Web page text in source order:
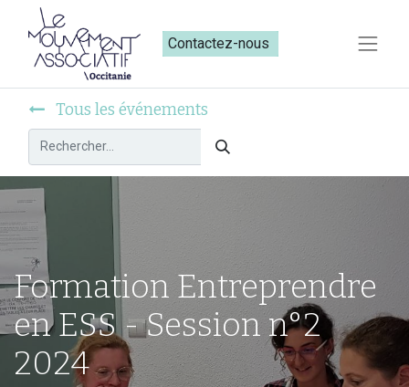
Contactez-nous​​
Tous les événements
Formation Entreprendre
en ESS - Session n°2
2024